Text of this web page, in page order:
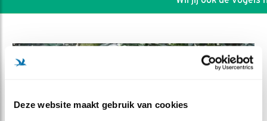
Deze website maakt gebruik van cookies